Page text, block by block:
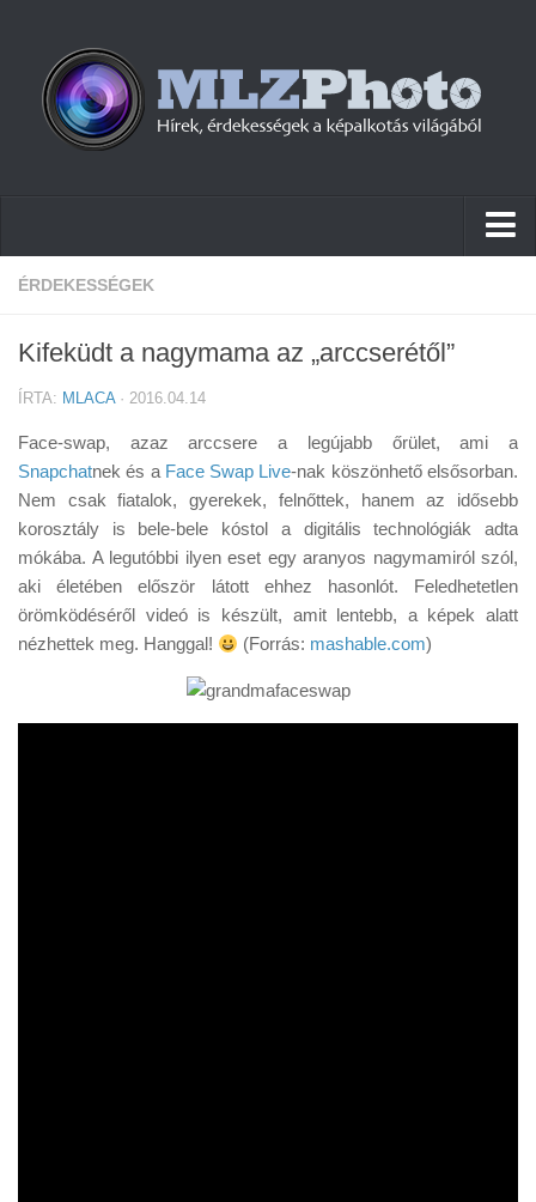
Hírek
Cikkek
Firmware
Tudástár
Tanácsok
Érdekességek
Helyszíni Riport
ÉRDEKESSÉGEK
Kifeküdt a nagymama az „arccserétől”
ÍRTA: MLACA· 2016.04.14
Face-swap, azaz arccsere a legújabb őrület, ami a
Snapchatnek és a Face Swap Live-nak köszönhető elsősorban.
Nem csak fiatalok, gyerekek, felnőttek, hanem az idősebb
korosztály is bele-bele kóstol a digitális technológiák adta
mókába. A legutóbbi ilyen eset egy aranyos nagymamiról szól,
aki életében először látott ehhez hasonlót. Feledhetetlen
örömködéséről videó is készült, amit lentebb, a képek alatt
nézhettek meg. Hanggal!
(Forrás: mashable.com)